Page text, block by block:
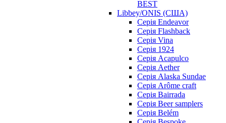
BEST
Libbey/ONIS (США)
Cерія Endeavor
Cерія Flashback
Cерія Vina
Серія 1924
Серія Acapulco
Серія Aether
Серія Alaska Sundae
Серія Arôme craft
Серія Bairrada
Серія Beer samplers
Серія Belém